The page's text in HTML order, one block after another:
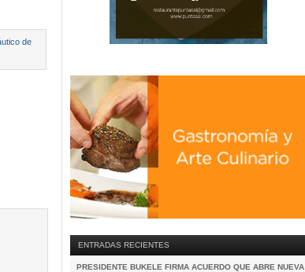
de
ENTRADAS RECIENTES
PRESIDENTE BUKELE FIRMA ACUERDO QUE ABRE NUEVA